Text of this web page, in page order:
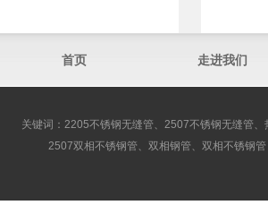
首页 走进我们
关键词：2205不锈钢无缝管、2507不锈钢无缝管
2507双相不锈钢管、双相钢管、双相不锈钢